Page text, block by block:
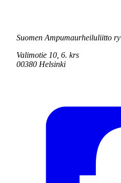
Suomen Ampumaurheiluliitto ry
Valimotie 10, 6. krs
00380 Helsinki